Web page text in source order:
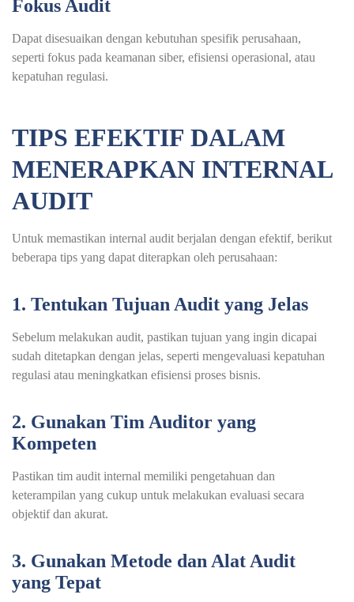
Fokus Audit
Dapat disesuaikan dengan kebutuhan spesifik perusahaan,
seperti fokus pada keamanan siber, efisiensi operasional, atau
kepatuhan regulasi.
TIPS EFEKTIF DALAM
MENERAPKAN INTERNAL
AUDIT
Untuk memastikan internal audit berjalan dengan efektif, berikut
beberapa tips yang dapat diterapkan oleh perusahaan:
1. Tentukan Tujuan Audit yang Jelas
Sebelum melakukan audit, pastikan tujuan yang ingin dicapai
sudah ditetapkan dengan jelas, seperti mengevaluasi kepatuhan
regulasi atau meningkatkan efisiensi proses bisnis.
2. Gunakan Tim Auditor yang
Kompeten
Pastikan tim audit internal memiliki pengetahuan dan
keterampilan yang cukup untuk melakukan evaluasi secara
objektif dan akurat.
3. Gunakan Metode dan Alat Audit
yang Tepat